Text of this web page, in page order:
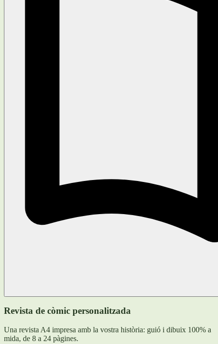
Revista de còmic personalitzada
Una revista A4 impresa amb la vostra història: guió i dibuix 100% a
mida, de 8 a 24 pàgines.